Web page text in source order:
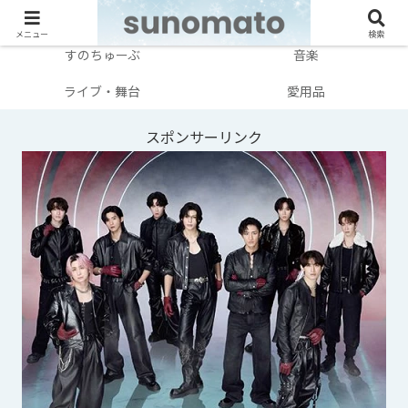
メンバー別
テレビ・映画
すのちゅーぶ
音楽
ライブ・舞台
愛用品
スポンサーリンク
メニュー 検索